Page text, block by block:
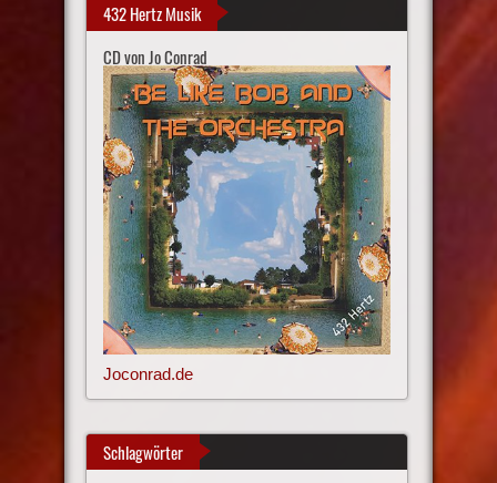
432 Hertz Musik
CD von Jo Conrad
Joconrad.de
Schlagwörter